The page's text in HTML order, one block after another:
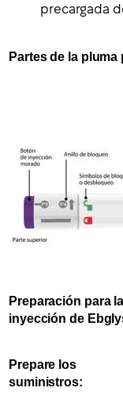
precargada
Partes de la
Preparación para la
inyección de
Prepare los
suministros: